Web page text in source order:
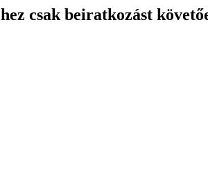
csak beiratkozást